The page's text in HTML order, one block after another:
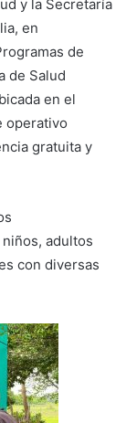
y la Secretaría
en
de
de Salud
en el
operativo
gratuita y
adultos
con diversas